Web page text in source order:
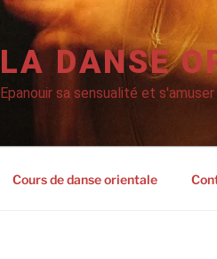
LA DANSE
Epanouir sa sensualité et
Cours de danse orientale